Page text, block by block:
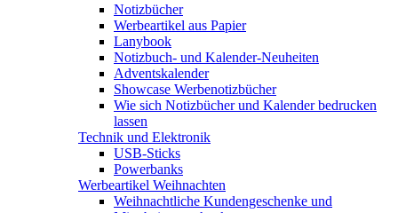
Notizbücher
Werbeartikel aus Papier
Lanybook
Notizbuch- und Kalender-Neuheiten
Adventskalender
Showcase Werbenotizbücher
Wie sich Notizbücher und Kalender bedrucken
lassen
Technik und Elektronik
USB-Sticks
Powerbanks
Werbeartikel Weihnachten
Weihnachtliche Kundengeschenke und